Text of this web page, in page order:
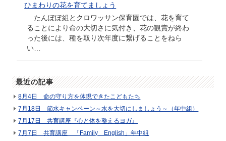
ひまわりの花を育てましょう
たんぽぽ組とクロワッサン保育園では、花を育て
ることにより命の大切さに気付き、花の観賞が終わ
った後には、種を取り次年度に繋げることをねら
い…
最近の記事
8月4日 命の守り方を体現できたこどもたち
7月18日 節水キャンペーン～水を大切にしましょう～（年中組）
7月17日 共育講座『心と体を整えるヨガ』
7月7日 共育講座 「Family English」年中組